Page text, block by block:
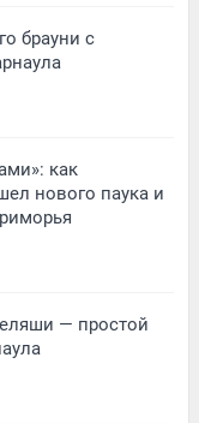
брауни с
как
нового паука и
— простой